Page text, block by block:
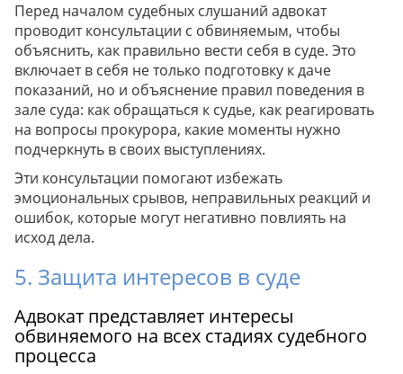
Перед началом судебных слушаний адвокат
проводит консультации с обвиняемым, чтобы
объяснить, как правильно вести себя в суде. Это
включает в себя не только подготовку к даче
показаний, но и объяснение правил поведения в
зале суда: как обращаться к судье, как реагировать
на вопросы прокурора, какие моменты нужно
подчеркнуть в своих выступлениях.
Эти консультации помогают избежать
эмоциональных срывов, неправильных реакций и
ошибок, которые могут негативно повлиять на
исход дела.
5. Защита интересов в суде
Адвокат представляет интересы
обвиняемого на всех стадиях судебного
процесса